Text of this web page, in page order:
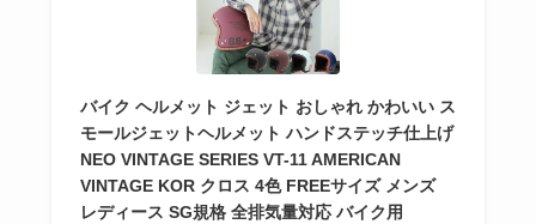
バイク ヘルメット ジェット おしゃれ かわいい ス
モールジェットヘルメット ハンドステッチ仕上げ
NEO VINTAGE SERIES VT-11 AMERICAN
VINTAGE KOR クロス 4色 FREEサイズ メンズ
レディース SG規格 全排気量対応 バイク用